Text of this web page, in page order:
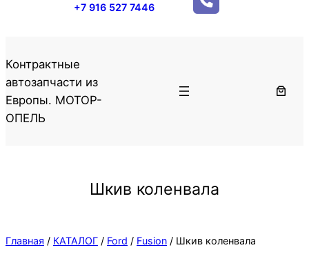
+7 916 527 7446
Контрактные
автозапчасти из
Европы. МОТОР-
ОПЕЛЬ
Шкив коленвала
Главная / КАТАЛОГ / Ford / Fusion / Шкив коленвала